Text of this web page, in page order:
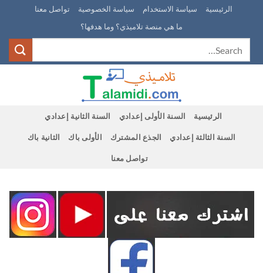
content
الرئيسية سياسة الاستخدام سياسة الخصوصية
تواصل معنا
ما هي منصة تلاميذي؟ وما هدفها؟
الرئيسية السنة الأولى إعدادي السنة الثانية إعدادي
السنة الثالثة إعدادي الجذع المشترك الأولى باك الثانية باك
تواصل معنا